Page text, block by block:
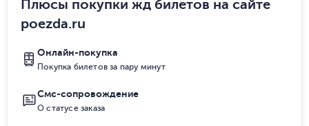
Плюсы покупки жд билетов на сайте
poezda.ru
Онлайн-покупка
Покупка билетов за пару минут
Смс-сопровождение
О статусе заказа